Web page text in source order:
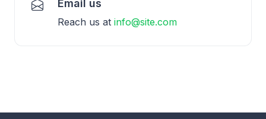
Email us
Reach us at info@site.com